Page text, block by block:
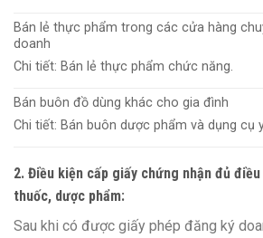
Bán lẻ thực phẩm trong các cửa hàng
doanh
Chi tiết: Bán lẻ thực phẩm chức năng.
Bán buôn đồ dùng khác cho gia đình
Chi tiết: Bán buôn dược phẩm và dụng cụ
2. Điều kiện cấp giấy chứng nhận đủ
thuốc, dược phẩm:
Sau khi có được giấy phép đăng ký